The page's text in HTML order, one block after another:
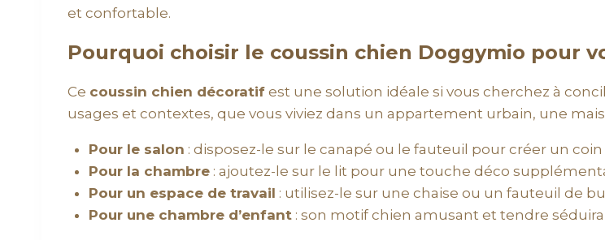
et confortable.
Pourquoi choisir le coussin chien Doggymio pour
Ce coussin chien décoratif est une solution idéale si vous cherchez à
usages et contextes, que vous viviez dans un appartement urbain, une
Pour le salon : disposez-le sur le canapé ou le fauteuil pour créer un
Pour la chambre: ajoutez-le sur le lit pour une touche déco
Pour un espace de travail : utilisez-le sur une chaise ou un fauteuil de
Pour une chambre d’enfant: son motif chien amusant et tendre